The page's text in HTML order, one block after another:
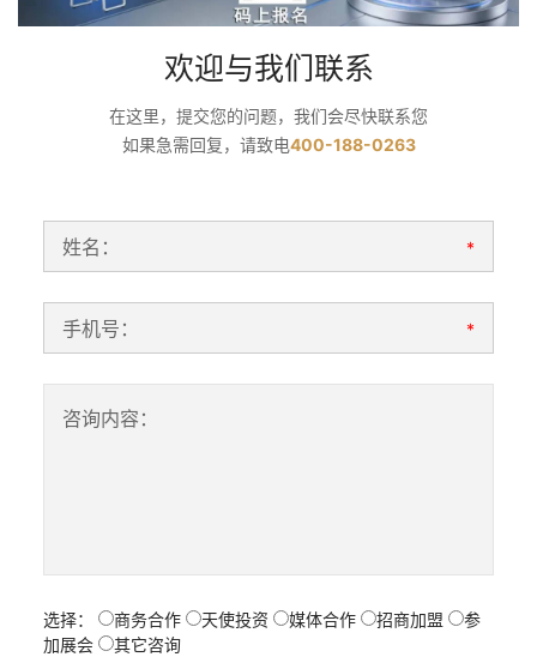
欢迎与我们联系
在这里，提交您的问题，我们会尽快联系您
如果急需回复，请致电400-188-0263
姓名： *
手机号： *
咨询内容：
选择： 商务合作 天使投资 媒体合作 招商加盟
参
加展会
其它咨询